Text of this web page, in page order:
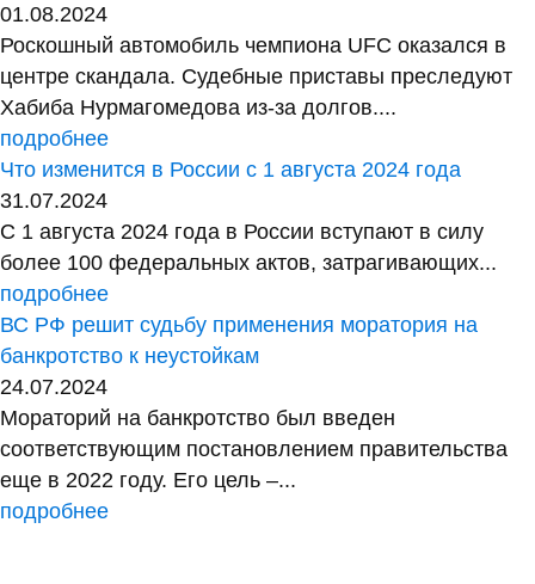
01.08.2024
Роскошный автомобиль чемпиона UFC оказался в
центре скандала. Судебные приставы преследуют
Хабиба Нурмагомедова из-за долгов....
подробнее
Что изменится в России с 1 августа 2024 года
31.07.2024
С 1 августа 2024 года в России вступают в силу
более 100 федеральных актов, затрагивающих...
подробнее
ВС РФ решит судьбу применения моратория на
банкротство к неустойкам
24.07.2024
Мораторий на банкротство был введен
соответствующим постановлением правительства
еще в 2022 году. Его цель –...
подробнее